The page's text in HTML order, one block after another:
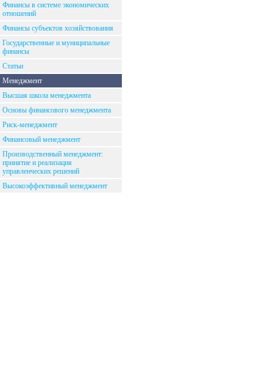
Финансы в системе экономических
отношений
Финансы субъектов хозяйствования
Государственные и муниципальные
финансы
Статьи
Менеджмент
Высшая школа менеджмента
Основы финансового менеджмента
Риск-менеджмент
Финансовый менеджмент
Производственный менеджмент:
принятие и реализация
управленческих решений
Высокоэффективный менеджмент